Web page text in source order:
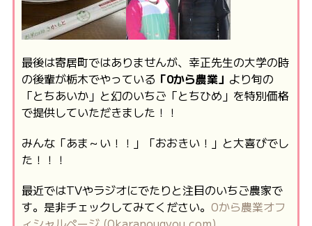
最後は寄居町ではありませんが、幸正先生の大学の時
の後輩が栃木でやっている 「0から農業」 より旬の
「とちあいか」と幻のいちご「とちひめ」を特別価格
で提供していただきました！！
みんな「あま～い！！」「おおきい！」と大喜びでし
た！！！
最近ではTVやラジオにでたりと注目のいちご農家で
す。是非チェックしてみてください。 0から農業オフ